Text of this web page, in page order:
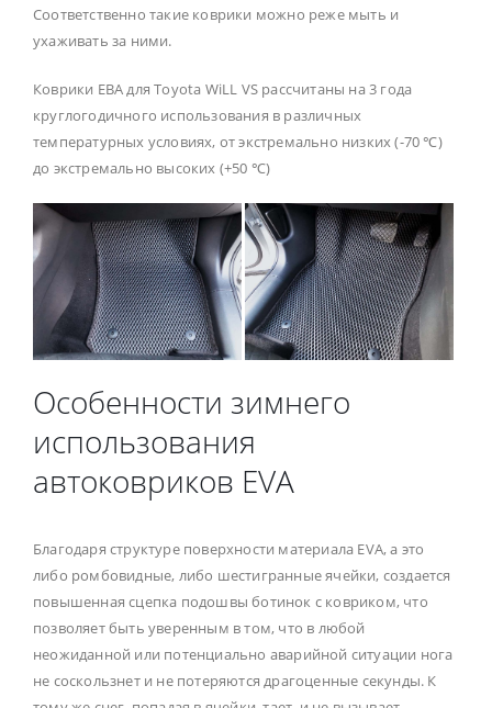
Соответственно такие коврики можно реже мыть и
ухаживать за ними.
Коврики ЕВА для Toyota WiLL VS рассчитаны на 3 года
круглогодичного использования в различных
температурных условиях, от экстремально низких (-70 ℃)
до экстремально высоких (+50 ℃)
Особенности зимнего
использования
автоковриков EVA
Благодаря структуре поверхности материала EVA, а это
либо ромбовидные, либо шестигранные ячейки, создается
повышенная сцепка подошвы ботинок с ковриком, что
позволяет быть уверенным в том, что в любой
неожиданной или потенциально аварийной ситуации нога
не соскользнет и не потеряются драгоценные секунды. К